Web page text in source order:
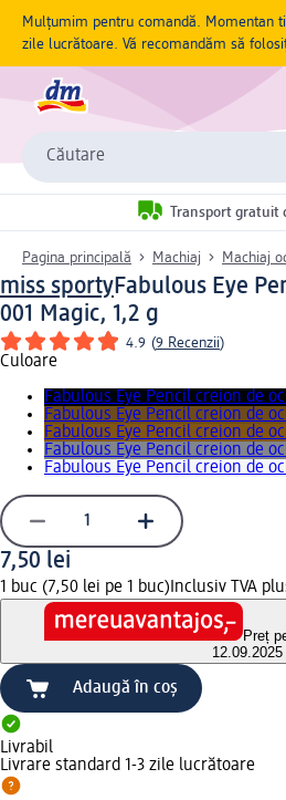
Mulțumim pentru comandă. Momentan
zile lucrătoare. Vă recomandăm să
Căutare
Transport gratuit
Pagina principală Machiaj Machiaj
miss sportyFabulous Eye
001 Magic, 1,2 g
4.9 (9 Recenzii)
Culoare
Fabulous Eye Pencil creion de
Fabulous Eye Pencil creion de
Fabulous Eye Pencil creion de
Fabulous Eye Pencil creion de
Fabulous Eye Pencil creion de
7,50 lei
1 buc (7,50 lei pe 1 buc) Inclusiv TVA
Preț
12.09.2025
Adaugă în coș
Livrabil
Livrare standard 1-3 zile lucrătoare